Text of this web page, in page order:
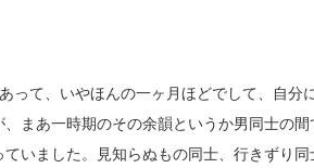
て、いやほんの一ヶ月ほどでして、自分
まあ一時期のその余韻というか男同士の
いました。見知らぬもの同士、行きずり